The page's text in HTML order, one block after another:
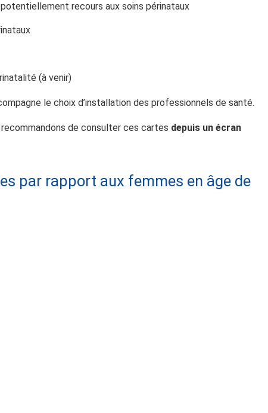
recours aux soins périnataux
(à venir)
le choix d’installation des professionnels de santé.
de consulter ces cartes depuis un écran
par rapport aux femmes en âge de